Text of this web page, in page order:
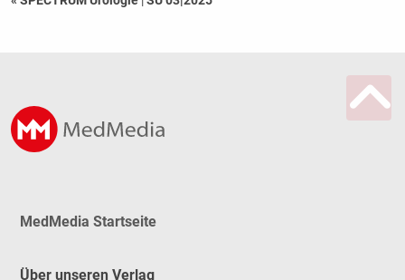
MedMedia Startseite
Über unseren Verlag